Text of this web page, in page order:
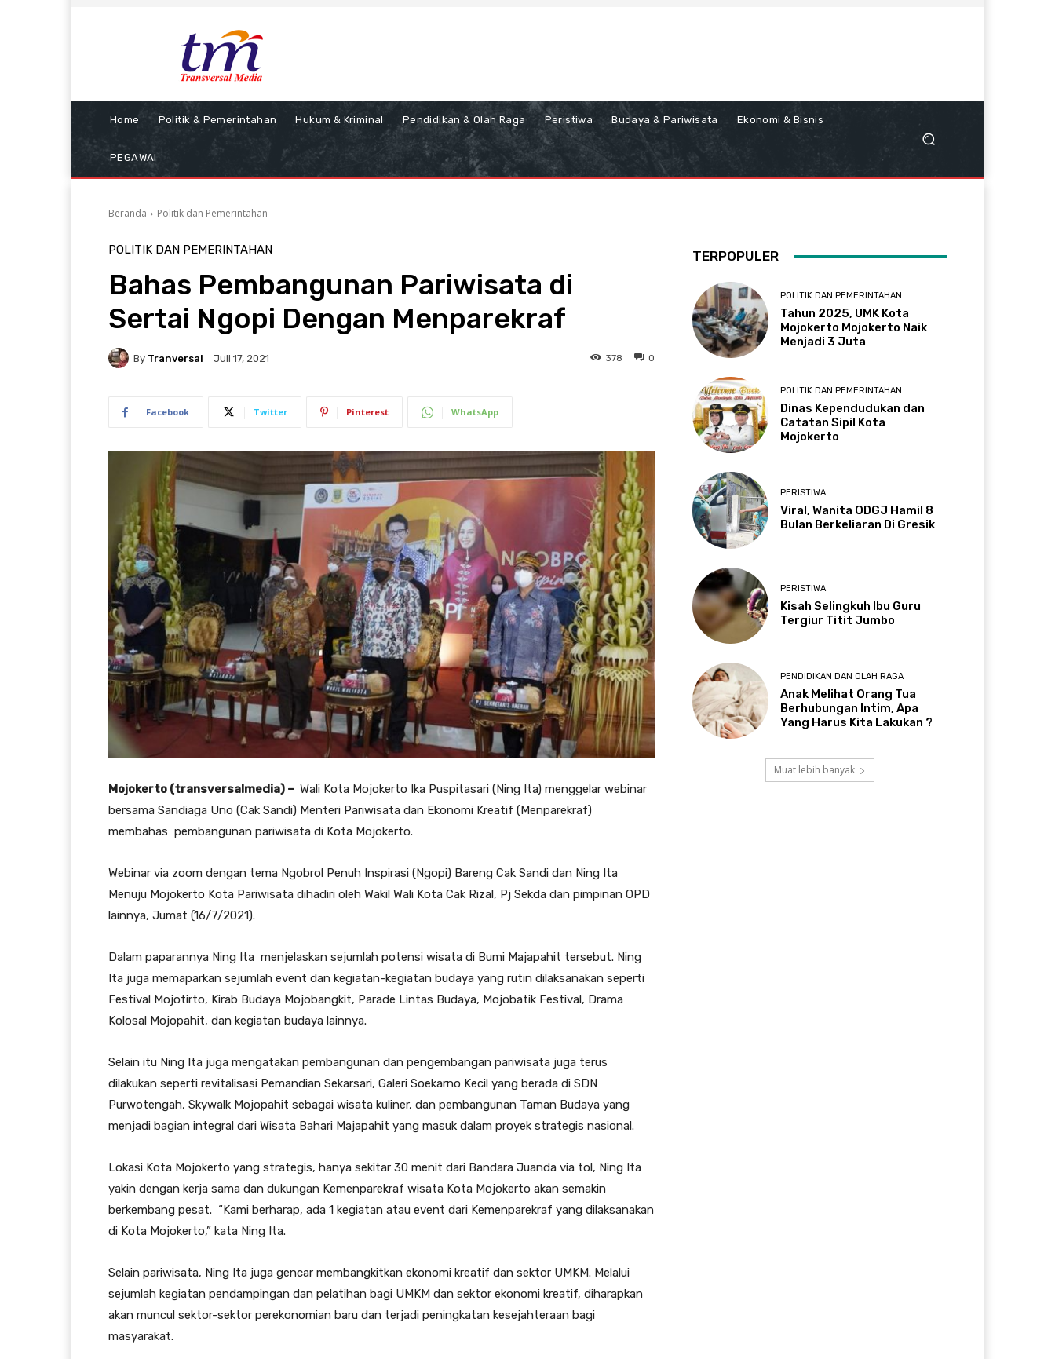
Home Politik & Pemerintahan Hukum & Kriminal Pendidikan & Olah Raga Peristiwa Budaya & Pariwisata Ekonomi & Bisnis
PEGAWAI
Beranda Politik dan Pemerintahan
POLITIK DAN PEMERINTAHAN
Bahas Pembangunan Pariwisata di
Sertai Ngopi Dengan Menparekraf
By Tranversal Juli 17, 2021 0
378
Facebook Twitter Pinterest WhatsApp
Mojokerto (transversalmedia) – Wali Kota Mojokerto Ika Puspitasari (Ning Ita) menggelar webinar
bersama Sandiaga Uno (Cak Sandi) Menteri Pariwisata dan Ekonomi Kreatif (Menparekraf)
membahas pembangunan pariwisata di Kota Mojokerto.
Webinar via zoom dengan tema Ngobrol Penuh Inspirasi (Ngopi) Bareng Cak Sandi dan Ning Ita
Menuju Mojokerto Kota Pariwisata dihadiri oleh Wakil Wali Kota Cak Rizal, Pj Sekda dan pimpinan OPD
lainnya, Jumat (16/7/2021).
Dalam paparannya Ning Ita menjelaskan sejumlah potensi wisata di Bumi Majapahit tersebut. Ning
Ita juga memaparkan sejumlah event dan kegiatan-kegiatan budaya yang rutin dilaksanakan seperti
Festival Mojotirto, Kirab Budaya Mojobangkit, Parade Lintas Budaya, Mojobatik Festival, Drama
Kolosal Mojopahit, dan kegiatan budaya lainnya.
Selain itu Ning Ita juga mengatakan pembangunan dan pengembangan pariwisata juga terus
dilakukan seperti revitalisasi Pemandian Sekarsari, Galeri Soekarno Kecil yang berada di SDN
Purwotengah, Skywalk Mojopahit sebagai wisata kuliner, dan pembangunan Taman Budaya yang
menjadi bagian integral dari Wisata Bahari Majapahit yang masuk dalam proyek strategis nasional.
Lokasi Kota Mojokerto yang strategis, hanya sekitar 30 menit dari Bandara Juanda via tol, Ning Ita
yakin dengan kerja sama dan dukungan Kemenparekraf wisata Kota Mojokerto akan semakin
berkembang pesat. “Kami berharap, ada 1 kegiatan atau event dari Kemenparekraf yang dilaksanakan
di Kota Mojokerto,” kata Ning Ita.
Selain pariwisata, Ning Ita juga gencar membangkitkan ekonomi kreatif dan sektor UMKM. Melalui
sejumlah kegiatan pendampingan dan pelatihan bagi UMKM dan sektor ekonomi kreatif, diharapkan
akan muncul sektor-sektor perekonomian baru dan terjadi peningkatan kesejahteraan bagi
masyarakat.
TERPOPULER
POLITIK DAN PEMERINTAHAN
Tahun 2025, UMK Kota
Mojokerto Mojokerto Naik
Menjadi 3 Juta
POLITIK DAN PEMERINTAHAN
Dinas Kependudukan dan
Catatan Sipil Kota
Mojokerto
PERISTIWA
Viral, Wanita ODGJ Hamil 8
Bulan Berkeliaran Di Gresik
PERISTIWA
Kisah Selingkuh Ibu Guru
Tergiur Titit Jumbo
PENDIDIKAN DAN OLAH RAGA
Anak Melihat Orang Tua
Berhubungan Intim, Apa
Yang Harus Kita Lakukan ?
Muat lebih banyak